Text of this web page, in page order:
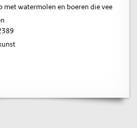
met watermolen en boeren die vee